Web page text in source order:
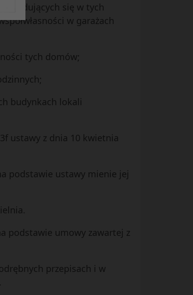
znajdujących się w tych
w garażach
tych domów;
budynkach lokali
ustawy z dnia 10 kwietnia
podstawie ustawy mienie jej
podstawie umowy zawartej z
przepisach i w